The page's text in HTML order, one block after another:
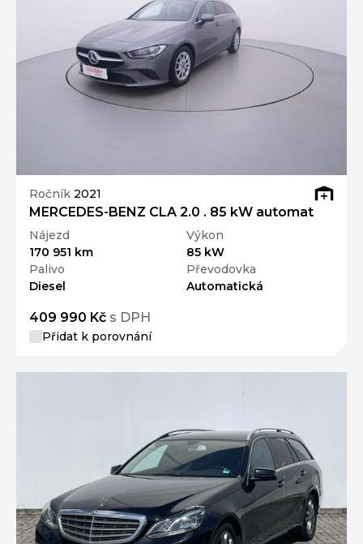
Ročník 2021
MERCEDES-BENZ CLA 2.0 . 85 kW automat
Nájezd
170 951 km
Výkon
85 kW
Palivo
Diesel
Převodovka
Automatická
409 990 Kč s DPH
Přidat k porovnání